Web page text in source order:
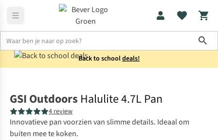
Back to schooldeals!
GSI Outdoors Halulite 4.7L Pan
4 review
Innovatieve pan voorzien van slimme details. Ideaal om
buiten mee te koken.